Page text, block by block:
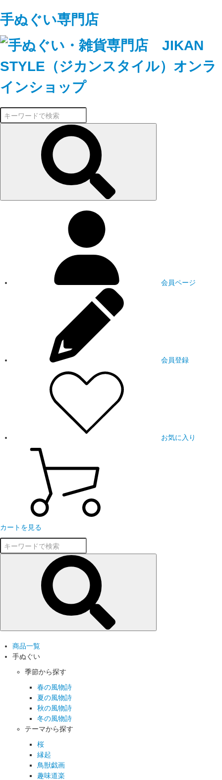
手ぬぐい専門店
会員ページ
会員登録
お気に入り
カートを見る
商品一覧
手ぬぐい
季節から探す
春の風物詩
夏の風物詩
秋の風物詩
冬の風物詩
テーマから探す
桜
縁起
鳥獣戯画
趣味道楽